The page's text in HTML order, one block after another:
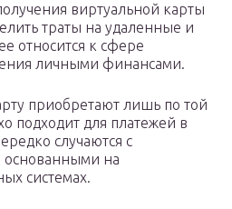
виртуальной карты
траты на удаленные и
относится к сфере
личными финансами.
приобретают лишь по той
подходит для платежей в
случаются с
основанными на
системах.